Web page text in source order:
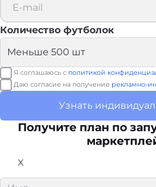
Количество футболок
Я соглашаюсь с политикой
Даю согласие на получение рекламно-
Узнать
Получите план по
X